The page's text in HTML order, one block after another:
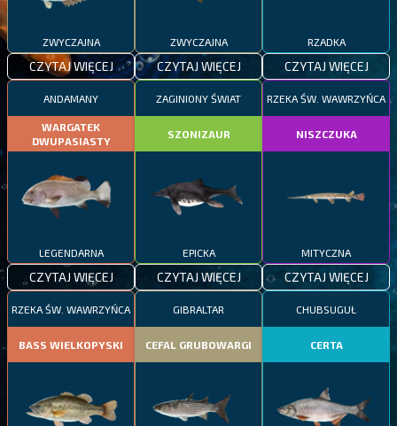
ZWYCZAJNA
CZYTAJ WIĘCEJ
ZWYCZAJNA
CZYTAJ WIĘCEJ
RZADKA
CZYTAJ WIĘCEJ
ANDAMANY
WARGATEK
DWUPASIASTY
LEGENDARNA
CZYTAJ WIĘCEJ
ZAGINIONY ŚWIAT
SZONIZAUR
EPICKA
CZYTAJ WIĘCEJ
RZEKA ŚW. WAWRZYŃCA
NISZCZUKA
MITYCZNA
CZYTAJ WIĘCEJ
RZEKA ŚW. WAWRZYŃCA
BASS WIELKOPYSKI
GIBRALTAR
CEFAL GRUBOWARGI
CHUBSUGUŁ
CERTA